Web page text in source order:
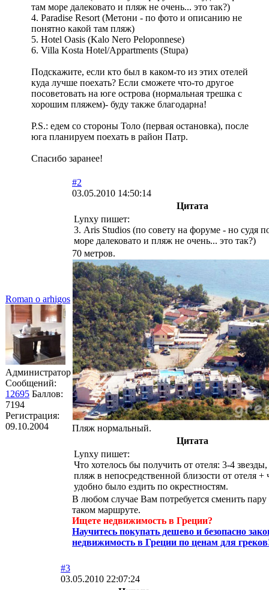
там море далековато и пляж не очень... это так?)
4. Paradise Resort (Метони - по фото и описанию не
понятно какой там пляж)
5. Hotel Oasis (Kalo Nero Peloponnese)
6. Villa Kosta Hotel/Appartments (Stupa)
Подскажите, если кто был в каком-то из этих отелей
куда лучше поехать? Если сможете что-то другое
посоветовать на юге острова (нормальная трешка с
хорошим пляжем)- буду также благодарна!
P.S.: едем со стороны Толо (первая остановка), после
юга планируем поехать в район Патр.
Спасибо заранее!
Roman o arhigos
Администратор
Сообщений:
12695 Баллов:
7194
Регистрация:
09.10.2004
#2
03.05.2010 14:50:14
Цитата
Lynxy пишет:
3. Aris Studios (по совету на форуме - но судя
море далековато и пляж не очень... это так?)
70 метров.
Пляж нормальный.
Цитата
Lynxy пишет:
Что хотелось бы получить от отеля: 3-4
пляж в непосредственной близости от отеля +
удобно было ездить по окрестностям.
В любом случае Вам потребуется сменить пару
таком маршруте.
Ищете недвижимость в Греции?
Научитесь покупать дешево и безопасно
недвижимость в Греции по ценам для
#3
03.05.2010 22:07:24